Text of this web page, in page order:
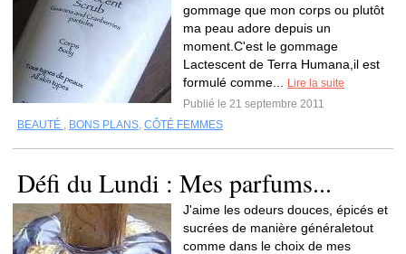
gommage que mon corps ou plutôt
ma peau adore depuis un
moment.C'est le gommage
Lactescent de Terra Humana,il est
formulé comme...
Lire la suite
Publié le 21 septembre 2011
BEAUTÉ , BONS PLANS, CÔTÉ FEMMES
Défi du Lundi : Mes parfums...
J'aime les odeurs douces, épicés et
sucrées de manière généraletout
comme dans le choix de mes